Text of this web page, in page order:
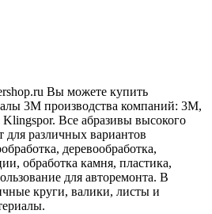
Вы можете купить
3М производства компаний: 3М,
Все абразивы высокого
для различных вариантов
деревообработка,
обработка камня, пластика,
для авторемонта. В
круги, валики, листы и